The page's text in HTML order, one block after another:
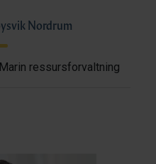
Nordrum
ressursforvaltning